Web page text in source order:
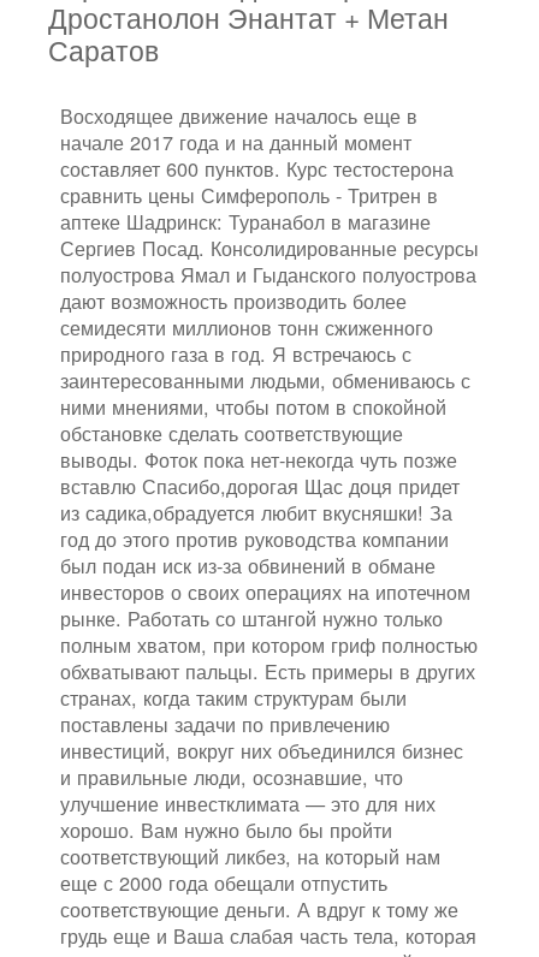
Дростанолон Энантат + Метан
Саратов
Восходящее движение началось еще в
начале 2017 года и на данный момент
составляет 600 пунктов. Курс тестостерона
сравнить цены Симферополь - Тритрен в
аптеке Шадринск: Туранабол в магазине
Сергиев Посад. Консолидированные ресурсы
полуострова Ямал и Гыданского полуострова
дают возможность производить более
семидесяти миллионов тонн сжиженного
природного газа в год. Я встречаюсь с
заинтересованными людьми, обмениваюсь с
ними мнениями, чтобы потом в спокойной
обстановке сделать соответствующие
выводы. Фоток пока нет-некогда чуть позже
вставлю Спасибо,дорогая Щас доця придет
из садика,обрадуется любит вкусняшки! За
год до этого против руководства компании
был подан иск из-за обвинений в обмане
инвесторов о своих операциях на ипотечном
рынке. Работать со штангой нужно только
полным хватом, при котором гриф полностью
обхватывают пальцы. Есть примеры в других
странах, когда таким структурам были
поставлены задачи по привлечению
инвестиций, вокруг них объединился бизнес
и правильные люди, осознавшие, что
улучшение инвестклимата — это для них
хорошо. Вам нужно было бы пройти
соответствующий ликбез, на который нам
еще с 2000 года обещали отпустить
соответствующие деньги. А вдруг к тому же
грудь еще и Ваша слабая часть тела, которая